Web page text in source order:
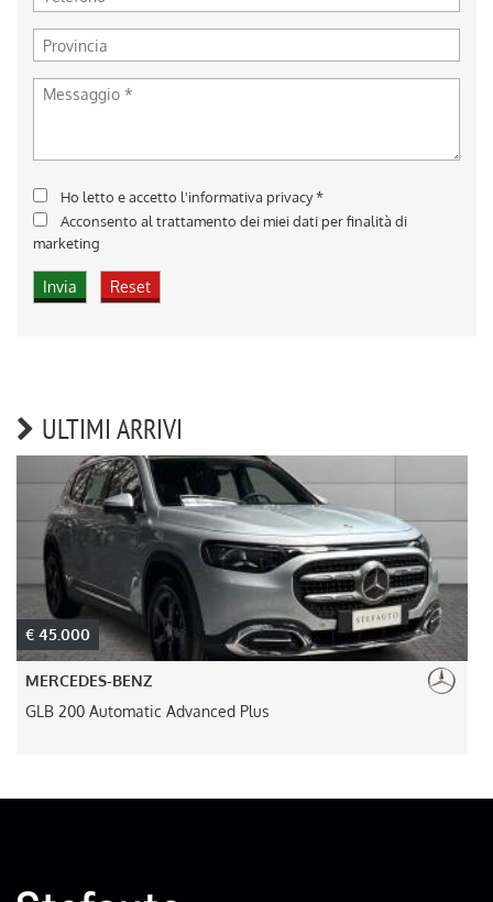
Ho letto e accetto l'informativa privacy*
Acconsento al trattamento dei miei dati per finalità di
marketing
ULTIMI ARRIVI
€ 45.000
MERCEDES-BENZ
GLB 200 Automatic Advanced Plus